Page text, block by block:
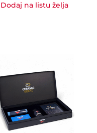
Dodaj na listu želja